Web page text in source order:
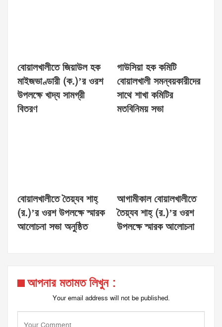
বোয়ালখালীতে জিয়াউল হক
মাইজভাণ্ডারী (ক.)’র ওরশ
উপলক্ষে খাদ্য সামগ্রী
বিতরণ
গাউসিয়া হক কমিটি
বোয়ালখালী সমন্বয়কারীদের
সাথে শাখা কমিটির
মতবিনিময় সভা
বোয়ালখালীতে তৈয়্যব শাহ্
(র.)’র ওরশ উপলক্ষে স্মারক
আলোচনা সভা অনুষ্ঠিত
আগামীকাল বোয়ালখালীতে
তৈয়্যব শাহ্ (র.)’র ওরশ
উপলক্ষে স্মারক আলোচনা
আপনার মতামত লিখুন :
Your email address will not be published.